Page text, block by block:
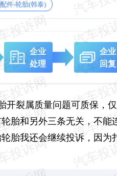
件-轮胎(韩泰)
企业
处理
企业
回复
开裂属质量问题可质保，
胎和另外三条无关，不
胎我还会继续投诉，因为